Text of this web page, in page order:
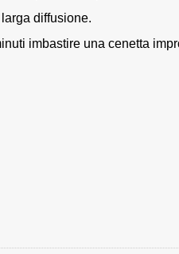
larga diffusione.
imbastire una cenetta